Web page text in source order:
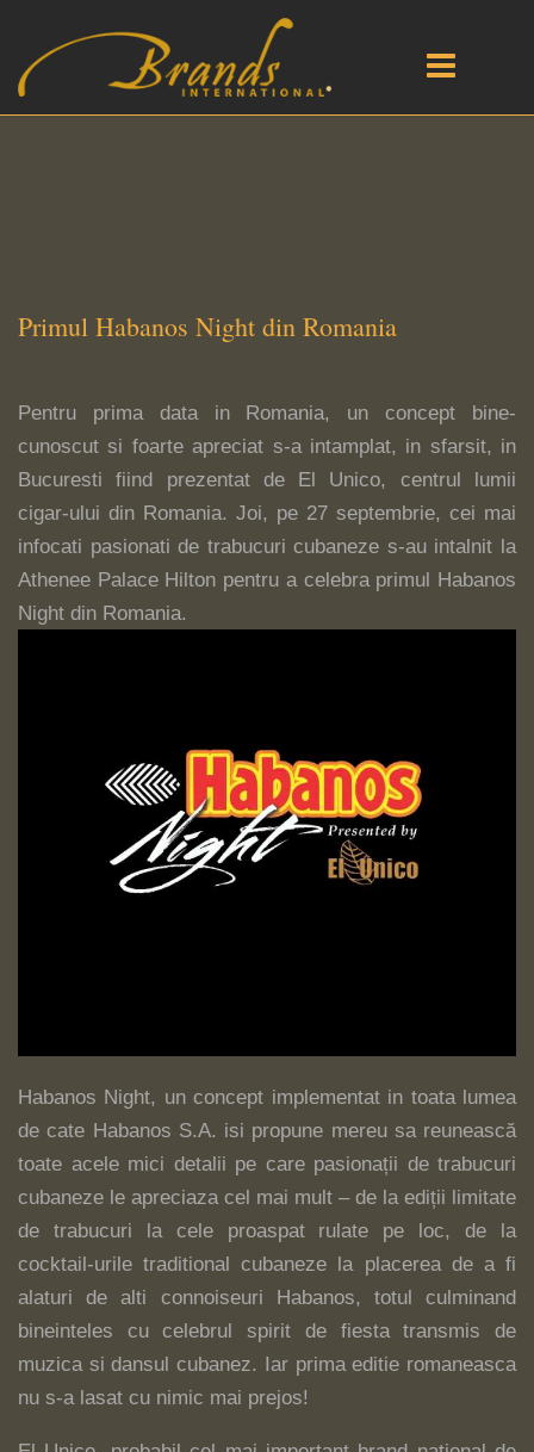
Primul Habanos Night din Romania
Pentru prima data in Romania, un concept bine-
cunoscut si foarte apreciat s-a intamplat, in sfarsit, in
Bucuresti fiind prezentat de El Unico, centrul lumii
cigar-ului din Romania. Joi, pe 27 septembrie, cei mai
infocati pasionati de trabucuri cubaneze s-au intalnit la
Athenee Palace Hilton pentru a celebra primul Habanos
Night din Romania.
Habanos Night, un concept implementat in toata lumea
de cate Habanos S.A. isi propune mereu sa reunească
toate acele mici detalii pe care pasionații de trabucuri
cubaneze le apreciaza cel mai mult – de la ediții limitate
de trabucuri la cele proaspat rulate pe loc, de la
cocktail-urile traditional cubaneze la placerea de a fi
alaturi de alti connoiseuri Habanos, totul culminand
bineinteles cu celebrul spirit de fiesta transmis de
muzica si dansul cubanez. Iar prima editie romaneasca
nu s-a lasat cu nimic mai prejos!